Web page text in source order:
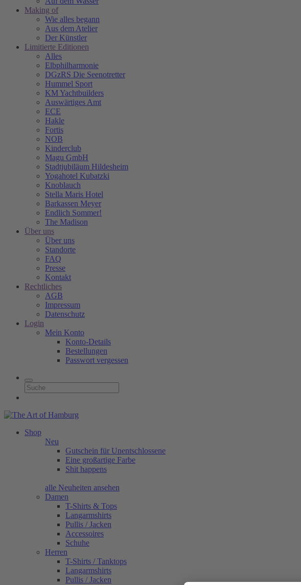
Making of
Wie alles begann
Aus dem Atelier
Der Künstler
Limitierte Editionen
Alles
Elbphilharmonie
DGzRS Die Seenotretter
Hummel Sport
KM Yachtbuilders
Auswärtiges Amt
ECE
Hakle
Fortis
NOB
Kinderclub
Magu GmbH
Stadtjubiläum Hildesheim
Yogahotel Kubatzki
Knoblauch
Stella Maris Hotel
Barkassen Meyer
Endlich Sommer!
The Madison
Über uns
Über uns
Standorte
FAQ
Presse
Kontakt
Rechtliches
AGB
Impressum
Datenschutz
Login
Mein Konto
Konto-Details
Bestellungen
Passwort vergessen
Shop
Neu
Gutschein für Unentschlossene
Eine großartige Farbe
Shit happens
alle Neuheiten ansehen
Damen
T-Shirts & Tops
Langarmshirts
Pullis / Jacken
Accessoires
Schuhe
Herren
T-Shirts / Tanktops
Langarmshirts
Pullis / Jacken